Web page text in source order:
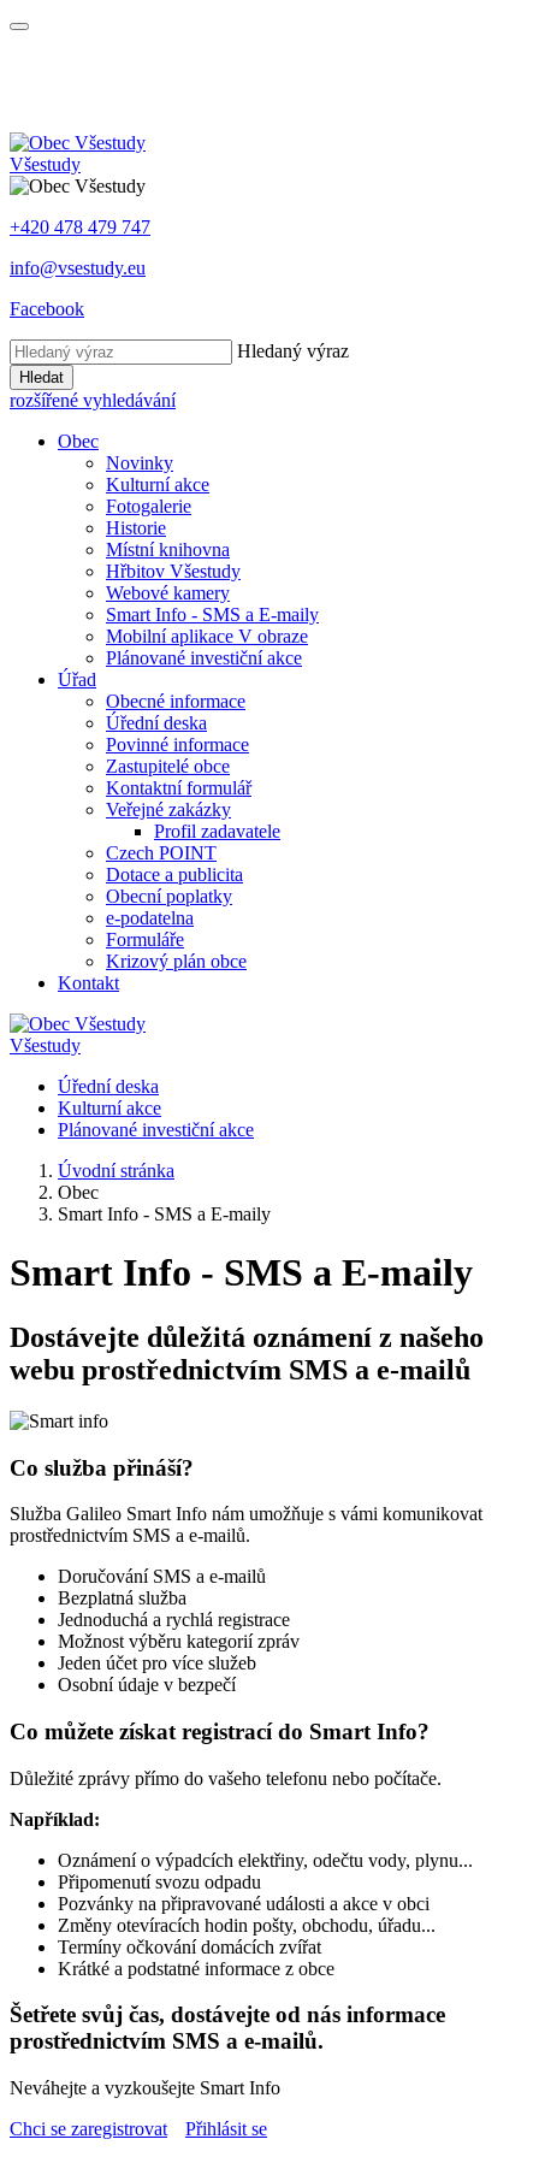
Všestudy
+420 478 479 747
info@vsestudy.eu
Facebook
Hledaný výraz
Hledat
rozšířené vyhledávání
Obec
Novinky
Kulturní akce
Fotogalerie
Historie
Místní knihovna
Hřbitov Všestudy
Webové kamery
Smart Info - SMS a E-maily
Mobilní aplikace V obraze
Plánované investiční akce
Úřad
Obecné informace
Úřední deska
Povinné informace
Zastupitelé obce
Kontaktní formulář
Veřejné zakázky
Profil zadavatele
Czech POINT
Dotace a publicita
Obecní poplatky
e-podatelna
Formuláře
Krizový plán obce
Kontakt
Všestudy
Úřední deska
Kulturní akce
Plánované investiční akce
Úvodní stránka
Obec
Smart Info - SMS a E-maily
Smart Info - SMS a E-maily
Dostávejte důležitá oznámení z našeho
webu prostřednictvím SMS a e-mailů
Co služba přináší?
Služba Galileo Smart Info nám umožňuje s vámi komunikovat
prostřednictvím SMS a e-mailů.
Doručování SMS a e-mailů
Bezplatná služba
Jednoduchá a rychlá registrace
Možnost výběru kategorií zpráv
Jeden účet pro více služeb
Osobní údaje v bezpečí
Co můžete získat registrací do Smart Info?
Důležité zprávy přímo do vašeho telefonu nebo počítače.
Například:
Oznámení o výpadcích elektřiny, odečtu vody, plynu...
Připomenutí svozu odpadu
Pozvánky na připravované události a akce v obci
Změny otevíracích hodin pošty, obchodu, úřadu...
Termíny očkování domácích zvířat
Krátké a podstatné informace z obce
Šetřete svůj čas, dostávejte od nás informace
prostřednictvím SMS a e-mailů.
Neváhejte a vyzkoušejte Smart Info
Chci se zaregistrovat
Přihlásit se